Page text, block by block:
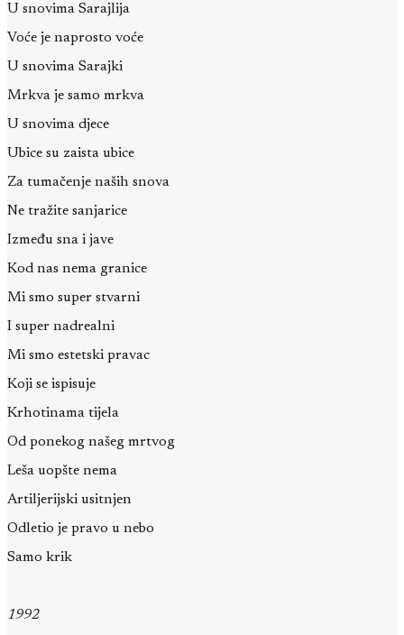
U snovima Sarajlija
Voće je naprosto voće
U snovima Sarajki
Mrkva je samo mrkva
U snovima djece
Ubice su zaista ubice
Za tumačenje naših snova
Ne tražite sanjarice
Između sna i jave
Kod nas nema granice
Mi smo super stvarni
I super nadrealni
Mi smo estetski pravac
Koji se ispisuje
Krhotinama tijela
Od ponekog našeg mrtvog
Leša uopšte nema
Artiljerijski usitnjen
Odletio je pravo u nebo
Samo krik
1992